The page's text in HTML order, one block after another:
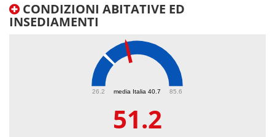
CONDIZIONI ABITATIVE ED
INSEDIAMENTI
media Italia 40.7
26.2 85.6
51.2